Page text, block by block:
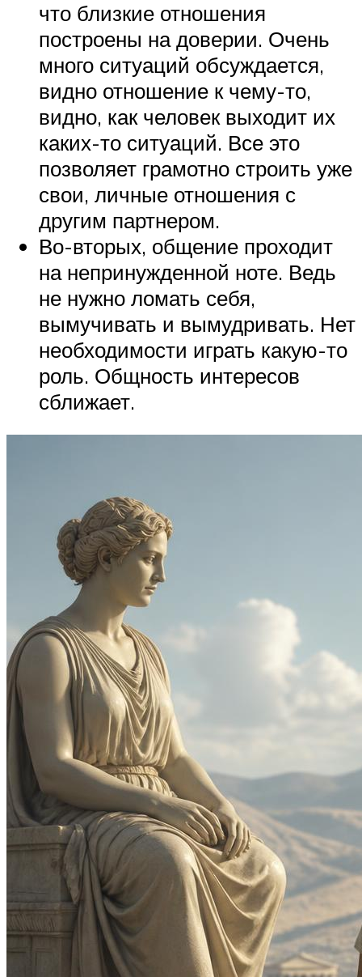
что близкие отношения
построены на доверии. Очень
много ситуаций обсуждается,
видно отношение к чему-то,
видно, как человек выходит их
каких-то ситуаций. Все это
позволяет грамотно строить уже
свои, личные отношения с
другим партнером.
Во-вторых, общение проходит
на непринужденной ноте. Ведь
не нужно ломать себя,
вымучивать и вымудривать. Нет
необходимости играть какую-то
роль. Общность интересов
сближает.